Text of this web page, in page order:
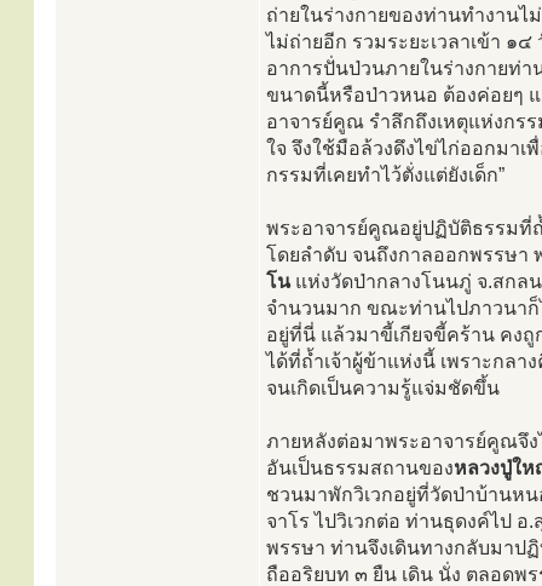
ถ่ายในร่างกายของท่านทำงานไ
ไม่ถ่ายอีก รวมระยะเวลาเข้า ๑
อาการปั่นป่วนภายในร่างกายท่
ขนาดนี้หรือป่าวหนอ ต้องค่อยๆ
อาจารย์คูณ รำลึกถึงเหตุแห่งกร
ใจ จึงใช้มือล้วงดึงไข่ไก่ออกมา
กรรมที่เคยทำไว้ตั่งแต่ยังเด็ก”
พระอาจารย์คูณอยู่ปฏิบัติธรรมที่
โดยลำดับ จนถึงกาลออกพรรษา
โนแห่งวัดป่ากลางโนนภู่ จ.สก
จำนวนมาก ขณะท่านไปภาวนา
อยู่ที่นี่ แล้วมาขี้เกียจขี้คร้าน คง
ได้ที่ถ้ำเจ้าผู้ข้าแห่งนี้ เพราะกล
จนเกิดเป็นความรู้แจ่มชัดขึ้น
ภายหลังต่อมาพระอาจารย์คูณจึ
อันเป็นธรรมสถานของหลวงปู่ใ
ชวนมาพักวิเวกอยู่ที่วัดป่าบ้านห
จาโร ไปวิเวกต่อ ท่านธุดงค์ไป อ
พรรษา ท่านจึงเดินทางกลับมาป
ถืออริยบท ๓ ยืน เดิน นั่ง ตลอดพ